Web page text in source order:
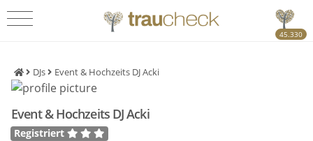
45.330
DJs Event & Hochzeits DJ Acki
Event & Hochzeits DJ Acki
Registriert